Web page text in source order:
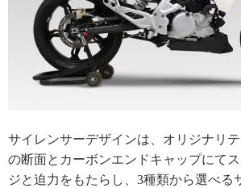
サイレンサーデザインは、オリジナリ
の断面とカーボンエンドキャップにて
ジと迫力をもたらし、3種類から選べる